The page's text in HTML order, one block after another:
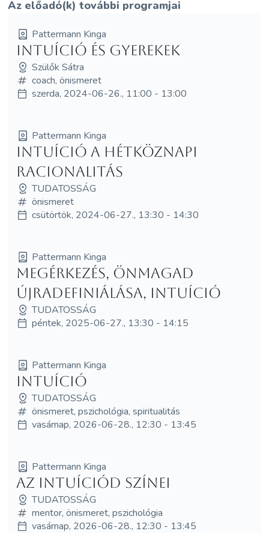
Az előadó(k) további programjai
Pattermann Kinga
Intuíció és gyerekek
Szülők Sátra
coach, önismeret
szerda, 2024-06-26., 11:00 - 13:00
Pattermann Kinga
Intuíció a hétköznapi
racionalitás
TUDATOSSÁG
önismeret
csütörtök, 2024-06-27., 13:30 - 14:30
Pattermann Kinga
Megérkezés, önmagad
újradefiniálása, intuíció
TUDATOSSÁG
péntek, 2025-06-27., 13:30 - 14:15
Pattermann Kinga
Intuíció
TUDATOSSÁG
önismeret, pszichológia, spiritualitás
vasárnap, 2026-06-28., 12:30 - 13:45
Pattermann Kinga
Az intuíciód színei
TUDATOSSÁG
mentor, önismeret, pszichológia
vasárnap, 2026-06-28., 12:30 - 13:45